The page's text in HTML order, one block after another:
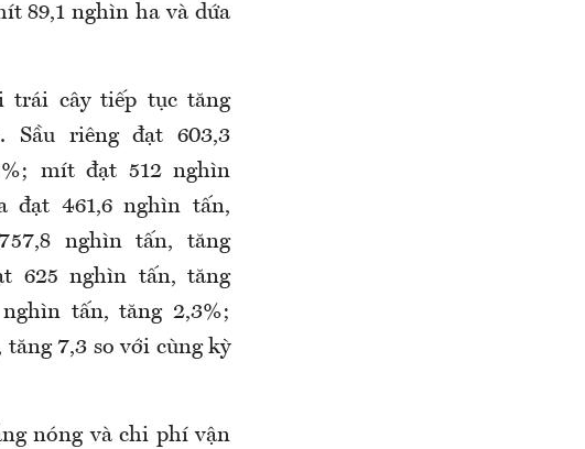
89,1 nghìn ha và dứa
trái cây tiếp tục tăng
Sầu riêng đạt 603,3
mít đạt 512 nghìn
đạt 461,6 nghìn tấn,
nghìn tấn, tăng
625 nghìn tấn, tăng
tấn, tăng 2,3%;
tăng 7,3 so với cùng kỳ
nóng và chi phí vận